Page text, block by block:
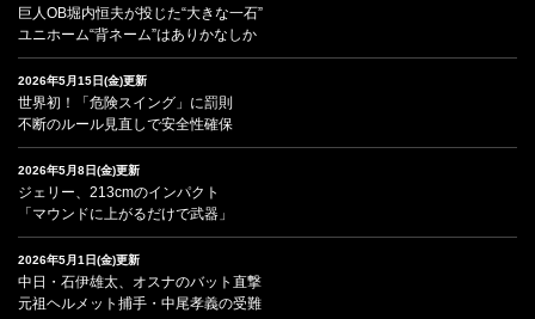
巨人OB堀内恒夫が投じた“大きな一石”
ユニホーム“背ネーム”はありかなしか
2026年5月15日(金)更新
世界初！「危険スイング」に罰則
不断のルール見直しで安全性確保
2026年5月8日(金)更新
ジェリー、213cmのインパクト
「マウンドに上がるだけで武器」
2026年5月1日(金)更新
中日・石伊雄太、オスナのバット直撃
元祖ヘルメット捕手・中尾孝義の受難